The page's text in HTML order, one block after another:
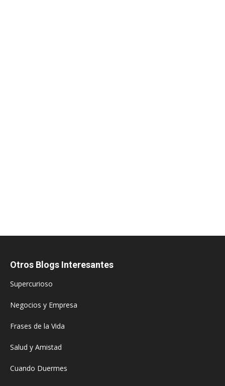
Otros Blogs Interesantes
Supercurioso
Negocios y Empresa
Frases de la Vida
Salud y Amistad
Cuando Duermes